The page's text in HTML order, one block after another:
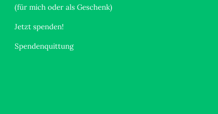
(für mich oder als Geschenk)
Jetzt spenden!
Spendenquittung